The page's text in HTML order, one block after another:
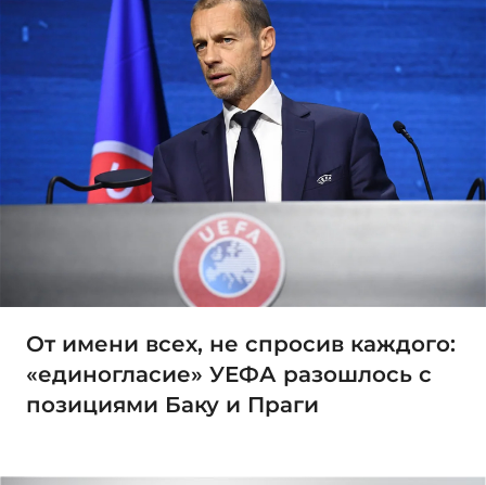
От имени всех, не спросив каждого:
«единогласие» УЕФА разошлось с
позициями Баку и Праги